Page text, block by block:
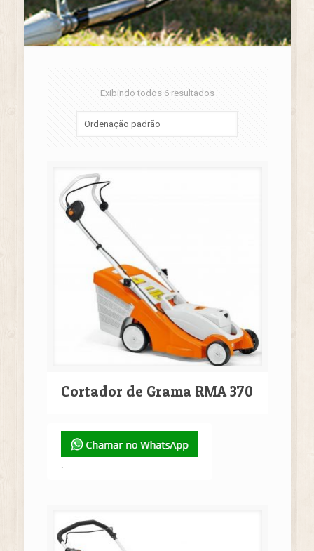
Exibindo todos 6 resultados
Cortador de Grama RMA 370
.